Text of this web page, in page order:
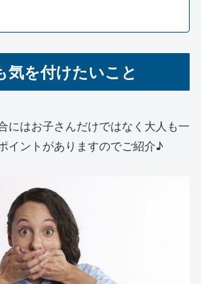
気を付けたいこと
にはお子さんだけではなく大人も一
イントがありますのでご紹介♪